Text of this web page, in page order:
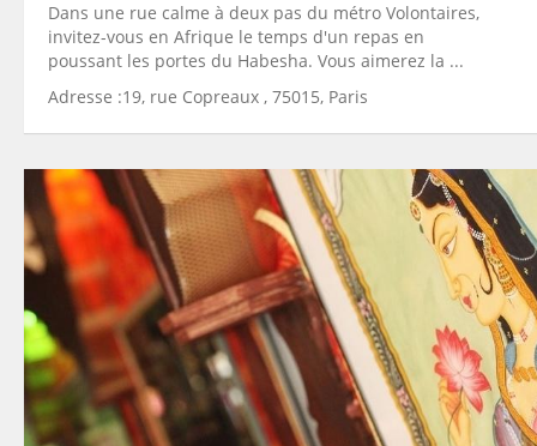
Dans une rue calme à deux pas du métro Volontaires,
invitez-vous en Afrique le temps d'un repas en
poussant les portes du Habesha. Vous aimerez la ...
Adresse :19, rue Copreaux , 75015, Paris